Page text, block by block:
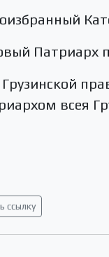
Патриарх
всея
ссылку